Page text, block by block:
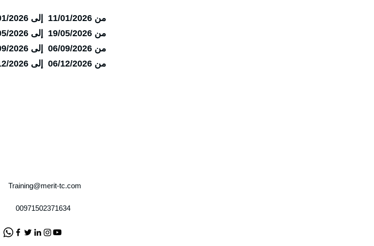
من 11/01/2026 إلى 15/01/2026
من 19/05/2026 إلى 14/05/2026
من 06/09/2026 إلى 10/09/2026
من 06/12/2026 إلى 10/12/2026
Training@merit-tc.com
00971502371634